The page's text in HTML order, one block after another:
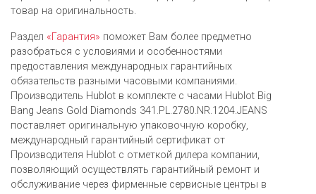
товар на оригинальность.
Раздел «Гарантия» поможет Вам более предметно
разобраться с условиями и особенностями
предоставления международных гарантийных
обязательств разными часовыми компаниями.
Производитель Hublot в комплекте с часами Hublot Big
Bang Jeans Gold Diamonds 341.PL.2780.NR.1204.JEANS
поставляет оригинальную упаковочную коробку,
международный гарантийный сертификат от
Производителя Hublot c отметкой дилера компании,
позволяющий осуществлять гарантийный ремонт и
обслуживание через фирменные сервисные центры в